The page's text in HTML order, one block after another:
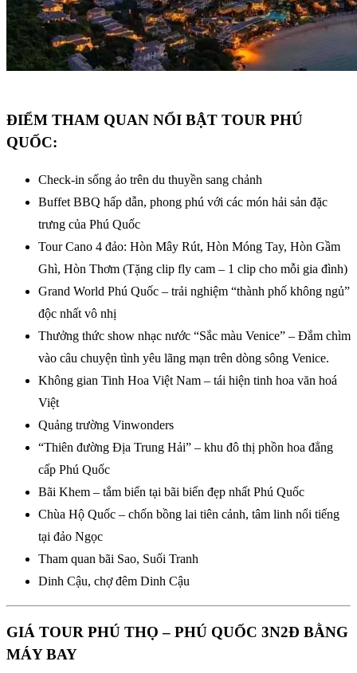
ĐIỂM THAM QUAN NỔI BẬT TOUR PHÚ
QUỐC:
Check-in sống ảo trên du thuyền sang chảnh
Buffet BBQ hấp dẫn, phong phú với các món hải sản đặc
trưng của Phú Quốc
Tour Cano 4 đảo: Hòn Mây Rút, Hòn Móng Tay, Hòn Gầm
Ghì, Hòn Thơm (Tặng clip fly cam – 1 clip cho mỗi gia đình)
Grand World Phú Quốc – trải nghiệm “thành phố không ngủ”
độc nhất vô nhị
Thưởng thức show nhạc nước “Sắc màu Venice” – Đắm chìm
vào câu chuyện tình yêu lãng mạn trên dòng sông Venice.
Không gian Tinh Hoa Việt Nam – tái hiện tinh hoa văn hoá
Việt
Quảng trường Vinwonders
“Thiên đường Địa Trung Hải” – khu đô thị phồn hoa đẳng
cấp Phú Quốc
Bãi Khem – tắm biển tại bãi biển đẹp nhất Phú Quốc
Chùa Hộ Quốc – chốn bồng lai tiên cảnh, tâm linh nổi tiếng
tại đảo Ngọc
Tham quan bãi Sao, Suối Tranh
Dinh Cậu, chợ đêm Dinh Cậu
GIÁ TOUR PHÚ THỌ – PHÚ QUỐC 3N2Đ BẰNG
MÁY BAY